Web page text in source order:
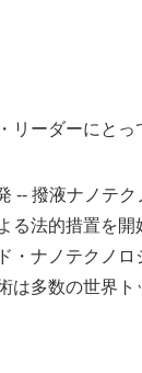
リーダーにと
-- 撥液ナノテ
る法的措置を
・ナノテクノ
は多数の世界